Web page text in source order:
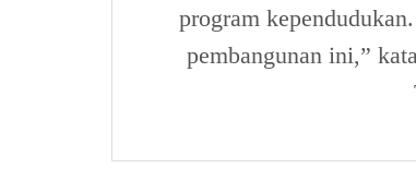
program
pembangunan ini,”